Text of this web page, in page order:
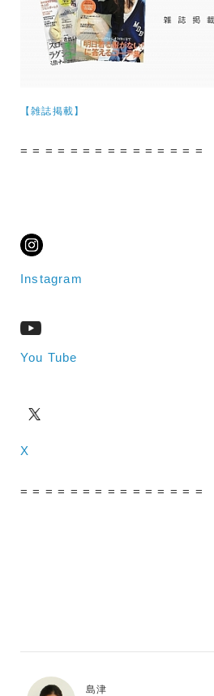
【雑誌掲載】
= = = = = = = = = = = = = = =
Instagram
You Tube
X
= = = = = = = = = = = = = = =
島津